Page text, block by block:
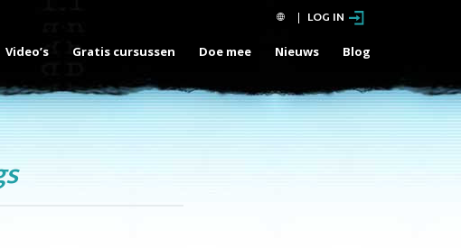
LOG IN
Video’s Gratis cursussen Doe mee Nieuws Blog